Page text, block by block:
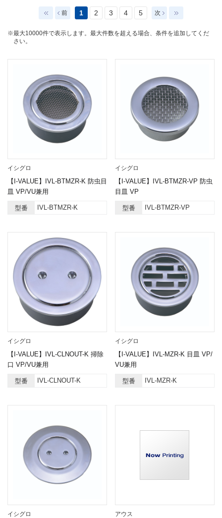
前 1 2 3 4 5 次
※最大10000件で表示します。最大件数を超える場合、条件を追加してくだ
さい。
イシグロ
【I-VALUE】IVL-BTMZR-K 防虫目
皿 VP/VU兼用
型番 IVL-BTMZR-K
イシグロ
【I-VALUE】IVL-BTMZR-VP 防虫
目皿 VP
型番 IVL-BTMZR-VP
イシグロ
【I-VALUE】IVL-CLNOUT-K 掃除
口 VP/VU兼用
型番 IVL-CLNOUT-K
イシグロ
【I-VALUE】IVL-MZR-K 目皿 VP/
VU兼用
型番 IVL-MZR-K
イシグロ アウス